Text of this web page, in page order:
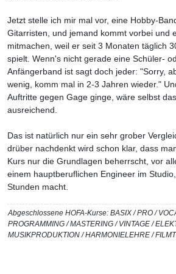
Jetzt stelle ich mir mal vor, eine Hobby-
Gitarristen, und jemand kommt vorbei und
mitmachen, weil er seit 3 Monaten täglich
spielt. Wenn's nicht gerade eine Schüler-
Anfängerband ist sagt doch jeder: "Sorry,
wenig, komm mal in 2-3 Jahren wieder."
Auftritte gegen Gage ginge, wäre selbst
ausreichend.
Das ist natürlich nur ein sehr grober
drüber nachdenkt wird schon klar, dass
Kurs nur die Grundlagen beherrscht, vor
einem hauptberuflichen Engineer im
Stunden macht.
Abgeschlossene HOFA-Kurse: BASIX / PRO /
PROGRAMMING / MASTERING / VINTAGE /
MUSIKPRODUKTION / HARMONIELEHRE /